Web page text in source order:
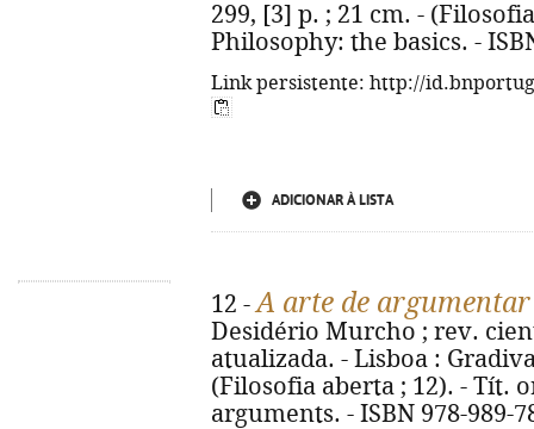
299, [3] p. ; 21 cm. -
Philosophy: the basics. -
Link persistente: http://
ADICIONAR À LISTA
12 -A arte de argumentar
Desidério Murcho ; rev.
atualizada. - Lisboa :
(Filosofia aberta ; 12). - Tít.
arguments. - ISBN 978-989-